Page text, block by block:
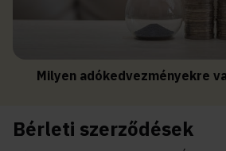
Milyen adókedvezményekre
Bérleti szerződések